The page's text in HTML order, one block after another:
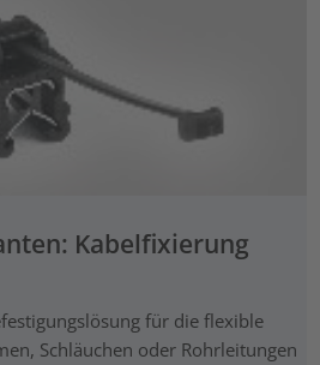
Kabelfixierung
für die flexible
Schläuchen oder Rohrleitungen